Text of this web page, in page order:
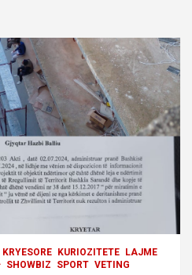
KRYESORE KURIOZITETE
LAJME
SHOWBIZ SPORT VETING